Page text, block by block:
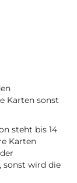
Karten sonst
steht bis 14
Karten
sonst wird die